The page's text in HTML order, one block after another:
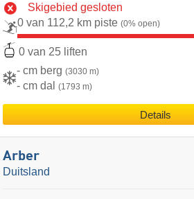
Skigebied gesloten
0 van 112,2 km piste (0% open)
0 van 25 liften
- cm berg (3030 m)
- cm dal (1793 m)
Details
Arber
Duitsland